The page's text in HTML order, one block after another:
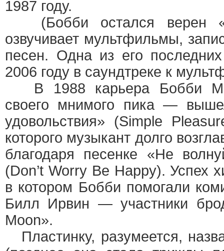
1987 году.
(Бобби остался верен
озвучивает мультфильмы,
песен. Одна из его
2006 году в саундтреке к
В 1988 карьера Бобби
своего мнимого пика —
удовольствия» (Simple
которого музыкант долго
благодаря песенке «Не
(Don’t Worry Be Happy). Успех
в котором Бобби помогали
Билл Ирвин — участники
Moon».
Пластинку, разумеется,